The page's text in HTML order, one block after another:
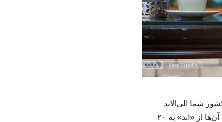
شما الی‌الابد
تعطیل شود. ما می‌گفتیم برای این‌که تحقیقات و فناوری پیشرفت کند، حاضریم ۵ سال تعطیل کنیم. آن‌ها از «ابد» به ۲۰